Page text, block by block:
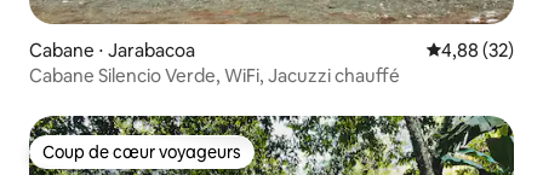
Cabane ⋅ Jarabacoa Évaluation
4,88 (32)
Cabane Silencio Verde, WiFi, Jacuzzi chauffé
Coup de cœur voyageurs
Coup de cœur voyageurs